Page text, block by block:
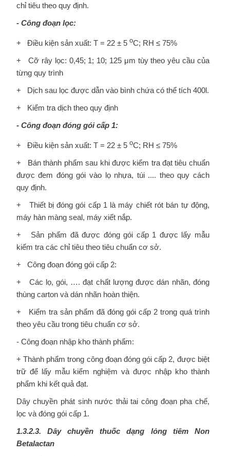
chỉ tiêu theo quy định.
- Công đoạn lọc:
+ Điều kiện sản xuất: T = 22 ± 5 oC; RH ≤ 75%
+ Cỡ rây lọc: 0,45; 1; 10; 125 μm tùy theo yêu cầu của
từng quy trình
+ Dịch sau lọc được dẫn vào bình chứa có thể tích 400l.
+ Kiểm tra dịch theo quy định
- Công đoạn đóng gói cấp 1:
+ Điều kiện sản xuất: T = 22 ± 5 oC; RH ≤ 75%
+ Bán thành phẩm sau khi được kiểm tra đạt tiêu chuẩn
được đem đóng gói vào lọ nhựa, túi .... theo quy cách
quy định.
+ Thiết bị đóng gói cấp 1 là máy chiết rót bán tự động,
máy hàn màng seal, máy xiết nắp.
+ Sản phẩm đã được đóng gói cấp 1 được lấy mẫu
kiểm tra các chỉ tiêu theo tiêu chuẩn cơ sở.
+ Công đoạn đóng gói cấp 2:
+ Các lọ, gói, …. đạt chất lượng được dán nhãn, đóng
thùng carton và dán nhãn hoàn thiện.
+ Kiểm tra sản phẩm đã đóng gói cấp 2 trong quá trình
theo yêu cầu trong tiêu chuẩn cơ sở.
- Công đoạn nhập kho thành phẩm:
+ Thành phẩm trong công đoạn đóng gói cấp 2, được biệt
trữ để lấy mẫu kiểm nghiệm và được nhập kho thành
phẩm khi kết quả đạt.
Dây chuyền phát sinh nước thải tai công đoạn pha chế,
lọc và đóng gói cấp 1.
1.3.2.3. Dây chuyền thuốc dạng lỏng tiêm Non
Betalactan